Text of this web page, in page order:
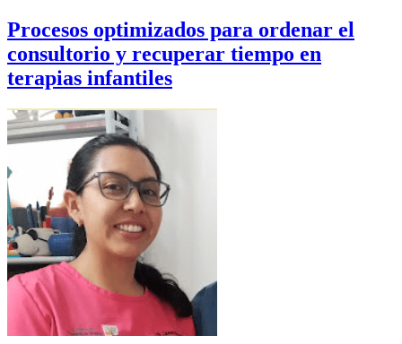
Procesos optimizados para ordenar el
consultorio y recuperar tiempo en
terapias infantiles